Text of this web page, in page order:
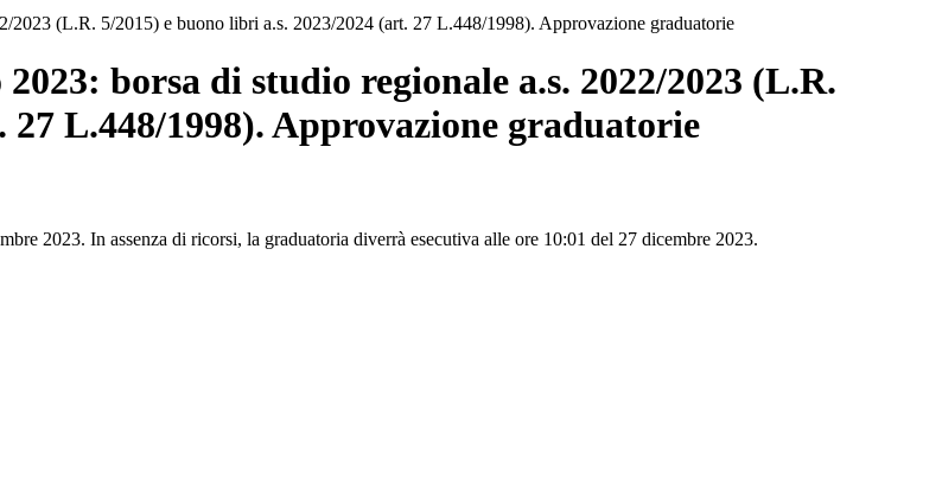
(L.R. 5/2015) e buono libri a.s. 2023/2024 (art. 27 L.448/1998). Approvazione graduatorie
borsa di studio regionale a.s. 2022/2023 (L.R.
L.448/1998). Approvazione graduatorie
2023. In assenza di ricorsi, la graduatoria diverrà esecutiva alle ore 10:01 del 27 dicembre 2023.